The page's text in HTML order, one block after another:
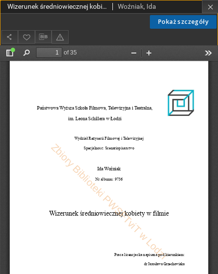
Pokaż szczegóły
Wizerunek średniowiecznej kobiety w filmie Woźniak, Ida